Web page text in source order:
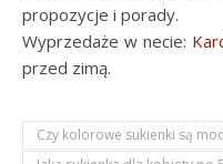
propozycje i porady.
Wyprzedaże w necie:
przed zimą.
Czy kolorowe sukienki są